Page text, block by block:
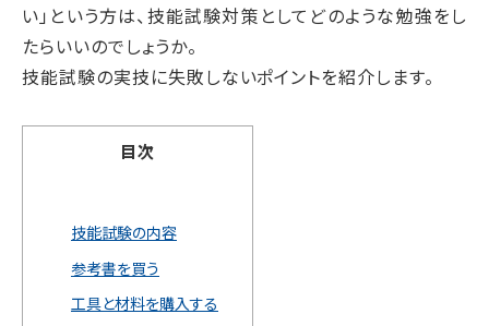
い」という方は、技能試験対策としてどのような勉強をし
たらいいのでしょうか。
技能試験の実技に失敗しないポイントを紹介します。
目次
技能試験の内容
参考書を買う
工具と材料を購入する